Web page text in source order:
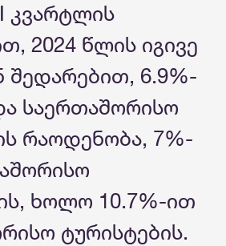
კვარტლის
2024 წლის იგივე
6.9%-
საერთაშორისო
რაოდენობა, 7%-
ხოლო 10.7%-ით
ტურისტების.